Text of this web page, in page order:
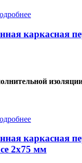
каркасная
каркасная
2х75 мм